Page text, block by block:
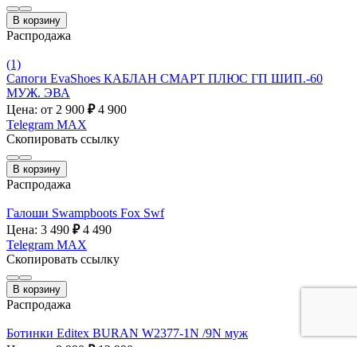
В корзину
Распродажа
(1)
Сапоги EvaShoes КАБЛАН СМАРТ ПЛЮС ГП ШИП.-60
МУЖ. ЭВА
Цена: от 2 900 ₽ 4 900
Telegram MAX
Скопировать ссылку
В корзину
Распродажа
Галоши Swampboots Fox Swf
Цена: 3 490 ₽ 4 490
Telegram MAX
Скопировать ссылку
В корзину
Распродажа
Ботинки Editex BURAN W2377-1N /9N муж